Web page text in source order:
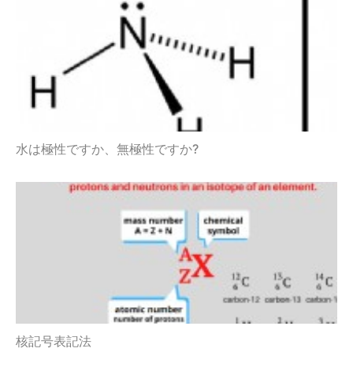
水は極性ですか、無極性ですか?
核記号表記法